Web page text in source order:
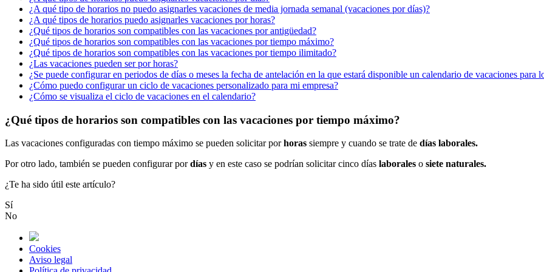
¿A qué tipo de horarios no puedo asignarles vacaciones de media jornada semanal (vacaciones por días)?
¿A qué tipos de horarios puedo asignarles vacaciones por horas?
¿Qué tipos de horarios son compatibles con las vacaciones por antigüedad?
¿Qué tipos de horarios son compatibles con las vacaciones por tiempo máximo?
¿Qué tipos de horarios son compatibles con las vacaciones por tiempo ilimitado?
¿Las vacaciones pueden ser por horas?
¿Se puede configurar en periodos de días o meses la fecha de antelación en la que estará disponible un calendario de vacaciones para
¿Cómo puedo configurar un ciclo de vacaciones personalizado para mi empresa?
¿Cómo se visualiza el ciclo de vacaciones en el calendario?
¿Qué tipos de horarios son compatibles con las vacaciones por tiempo máximo?
Las vacaciones configuradas con tiempo máximo se pueden solicitar por horas siempre y cuando se trate de días laborales.
Por otro lado, también se pueden configurar por días y en este caso se podrían solicitar cinco días laborales o siete naturales.
¿Te ha sido útil este artículo?
Sí
No
Cookies
Aviso legal